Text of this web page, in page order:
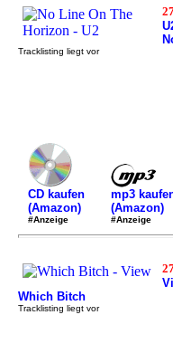
Tracklisting liegt vor
CD kaufen
(Amazon)
#Anzeige
mp3
(Amazon)
#Anzeige
Which Bitch
Tracklisting liegt vor